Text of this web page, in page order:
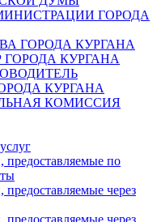
ГОРОДА
ГОРОДА КУРГАНА
КУРГАНА
КУРГАНА
КОМИССИЯ
по
через
через